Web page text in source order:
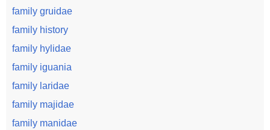
family gruidae
family history
family hylidae
family iguania
family laridae
family majidae
family manidae